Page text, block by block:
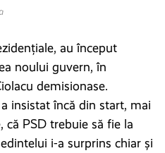
au început
noului guvern, în
demisionase.
insistat încă din start, mai
PSD trebuie să fie la
i-a surprins chiar și